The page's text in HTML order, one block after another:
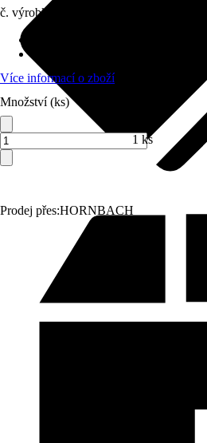
Prodej přes:HORNBACH
č. výrobku
Více informací o zboží
Množství (ks)
1 ks